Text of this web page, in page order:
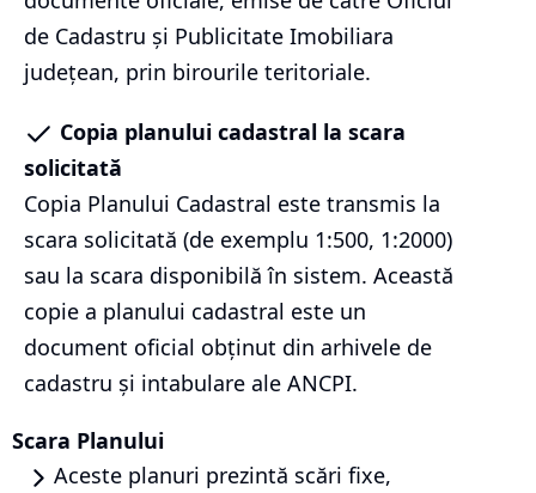
de Cadastru și Publicitate Imobiliara
județean, prin birourile teritoriale.
Copia planului cadastral la scara
solicitată
Copia Planului Cadastral este transmis la
scara solicitată (de exemplu 1:500, 1:2000)
sau la scara disponibilă în sistem. Această
copie a planului cadastral este un
document oficial obținut din arhivele de
cadastru și intabulare ale ANCPI.
Scara Planului
Aceste planuri prezintă scări fixe,